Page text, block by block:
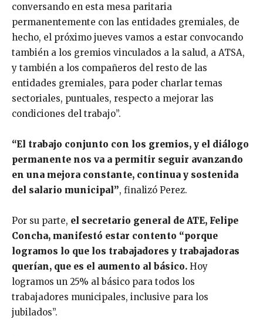
conversando en esta mesa paritaria
permanentemente con las entidades gremiales, de
hecho, el próximo jueves vamos a estar convocando
también a los gremios vinculados a la salud, a ATSA,
y también a los compañeros del resto de las
entidades gremiales, para poder charlar temas
sectoriales, puntuales, respecto a mejorar las
condiciones del trabajo”.
“El trabajo conjunto con los gremios, y el diálogo
permanente nos va a permitir seguir avanzando
en una mejora constante, continua y sostenida
del salario municipal”, finalizó Perez.
Por su parte, el secretario general de ATE, Felipe
Concha, manifestó estar contento “porque
logramos lo que los trabajadores y trabajadoras
querían, que es el aumento al básico. Hoy
logramos un 25% al básico para todos los
trabajadores municipales, inclusive para los
jubilados”.